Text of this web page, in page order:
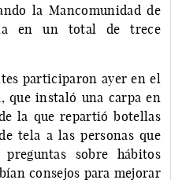
la Mancomunidad de
en un total de trece
participaron ayer en el
que instaló una carpa en
la que repartió botellas
tela a las personas que
sobre hábitos
consejos para mejorar